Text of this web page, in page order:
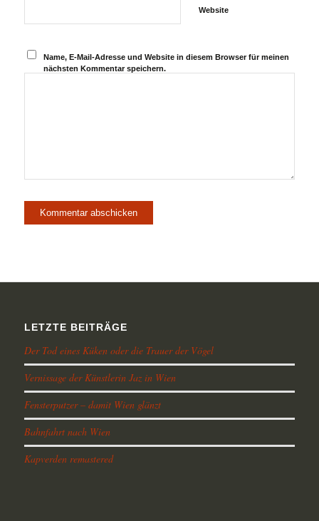
Website
Name, E-Mail-Adresse und Website in diesem Browser für meinen
nächsten Kommentar speichern.
LETZTE BEITRÄGE
Der Tod eines Küken oder die Trauer der Vögel
Vernissage der Künstlerin Jaz in Wien
Fensterputzer – damit Wien glänzt
Bahnfahrt nach Wien
Kapverden remastered